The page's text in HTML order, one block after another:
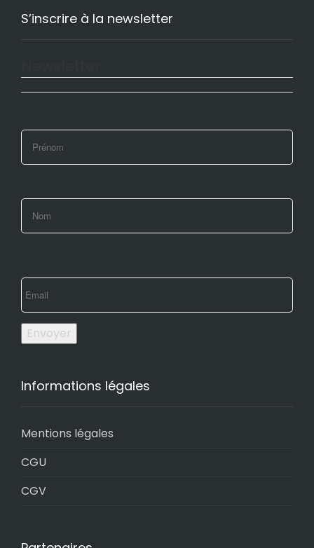
S’inscrire à la newsletter
Envoyer
Informations légales
Mentions légales
CGU
CGV